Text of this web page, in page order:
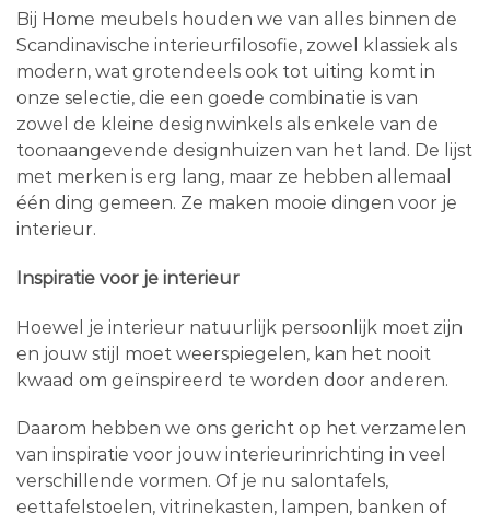
Bij Home meubels houden we van alles binnen de
Scandinavische interieurfilosofie, zowel klassiek als
modern, wat grotendeels ook tot uiting komt in
onze selectie, die een goede combinatie is van
zowel de kleine designwinkels als enkele van de
toonaangevende designhuizen van het land. De lijst
met merken is erg lang, maar ze hebben allemaal
één ding gemeen. Ze maken mooie dingen voor je
interieur.
Inspiratie voor je interieur
Hoewel je interieur natuurlijk persoonlijk moet zijn
en jouw stijl moet weerspiegelen, kan het nooit
kwaad om geïnspireerd te worden door anderen.
Daarom hebben we ons gericht op het verzamelen
van inspiratie voor jouw interieurinrichting in veel
verschillende vormen. Of je nu salontafels,
eettafelstoelen, vitrinekasten, lampen, banken of